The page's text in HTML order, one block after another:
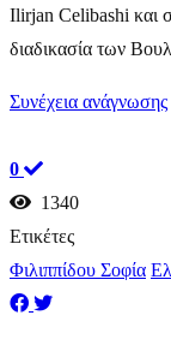
Ilirjan Celibashi και
διαδικασία των
Συνέχεια ανάγνωσης
0
1340
Ετικέτες
Φιλιππίδου Σοφία